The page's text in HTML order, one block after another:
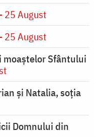
- 25 August
- 25 August
moaştelor Sfântului
şi Natalia, soţia
Domnului din